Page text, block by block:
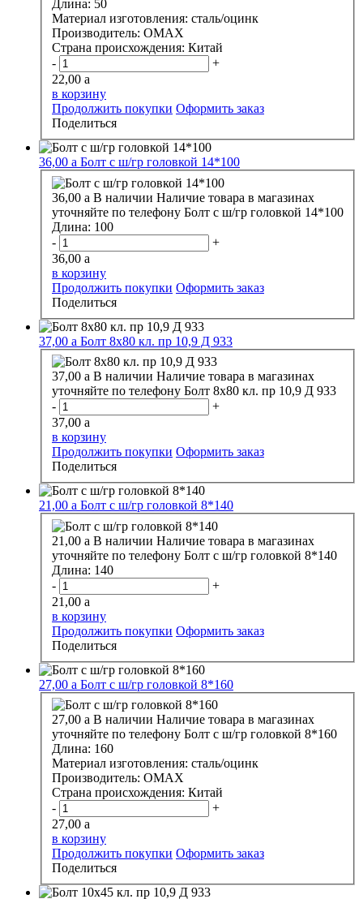
Длина: 50
Материал изготовления: сталь/оцинк
Производитель: OMAX
Страна происхождения: Китай
-
+
22,00 a
в корзину
Продолжить покупки Оформить заказ
Поделиться
36,00 a Болт с ш/гр головкой 14*100
36,00 a В наличии Наличие товара в магазинах
уточняйте по телефону
Болт с ш/гр головкой 14*100
Длина: 100
-
+
36,00 a
в корзину
Продолжить покупки Оформить заказ
Поделиться
37,00 a Болт 8х80 кл. пр 10,9 Д 933
37,00 a В наличии Наличие товара в магазинах
уточняйте по телефону Болт 8х80 кл. пр 10,9 Д 933
-
+
37,00 a
в корзину
Продолжить покупки Оформить заказ
Поделиться
21,00 a Болт с ш/гр головкой 8*140
21,00 a В наличии Наличие товара в магазинах
уточняйте по телефону
Болт с ш/гр головкой 8*140
Длина: 140
-
+
21,00 a
в корзину
Продолжить покупки Оформить заказ
Поделиться
27,00 a Болт с ш/гр головкой 8*160
27,00 a В наличии Наличие товара в магазинах
уточняйте по телефону
Болт с ш/гр головкой 8*160
Длина: 160
Материал изготовления: сталь/оцинк
Производитель: OMAX
Страна происхождения: Китай
-
+
27,00 a
в корзину
Продолжить покупки Оформить заказ
Поделиться